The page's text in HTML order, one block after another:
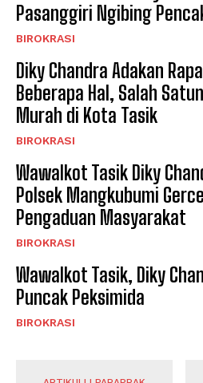
Pasanggiri Ngibing
BIROKRASI
Diky Chandra Adakan
Beberapa Hal, Salah
Murah di Kota Tasik
BIROKRASI
Wawalkot Tasik Diky
Polsek Mangkubumi
Pengaduan Masyarakat
BIROKRASI
Wawalkot Tasik, Diky
Puncak Peksimida
BIROKRASI